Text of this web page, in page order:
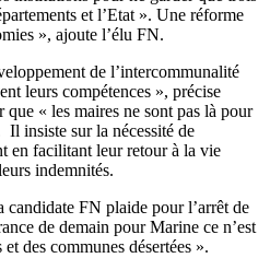
et l’Etat ». Une réforme
», ajoute l’élu FN.
de l’intercommunalité
leurs compétences », précise
« les maires ne sont pas là pour
insiste sur la nécessité de
en facilitant leur retour à la vie
indemnités.
candidate FN plaide pour l’arrêt de
de demain pour Marine ce n’est
des communes désertées ».